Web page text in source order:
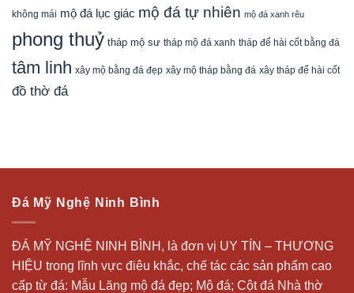
không mái mộ đá lục giác mộ đá tự nhiên mộ đá xanh rêu
phong thuỷ tháp mộ sư tháp mộ đá xanh tháp để hài cốt bằng đá
tâm linh xây mộ bằng đá đẹp xây mộ tháp bằng đá xây tháp để hài cốt
đồ thờ đá
Đá Mỹ Nghệ Ninh Bình
ĐÁ MỸ NGHỆ NINH BÌNH, là đơn vị UY TÍN – THƯƠNG
HIỆU trong lĩnh vực điêu khắc, chế tác các sản phẩm cao
cấp từ đá: Mẫu Lăng mộ đá đẹp; Mộ đá; Cột đá Nhà thờ